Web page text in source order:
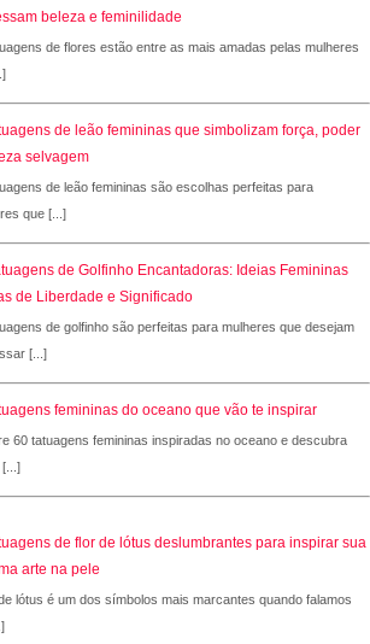
beleza e feminilidade
de flores estão entre as mais amadas pelas mulheres
de leão femininas que simbolizam força, poder
selvagem
de leão femininas são escolhas perfeitas para
que [...]
de Golfinho Encantadoras: Ideias Femininas
de Liberdade e Significado
de golfinho são perfeitas para mulheres que desejam
[...]
femininas do oceano que vão te inspirar
60 tatuagens femininas inspiradas no oceano e descubra
[...]
de flor de lótus deslumbrantes para inspirar sua
arte na pele
lótus é um dos símbolos mais marcantes quando falamos